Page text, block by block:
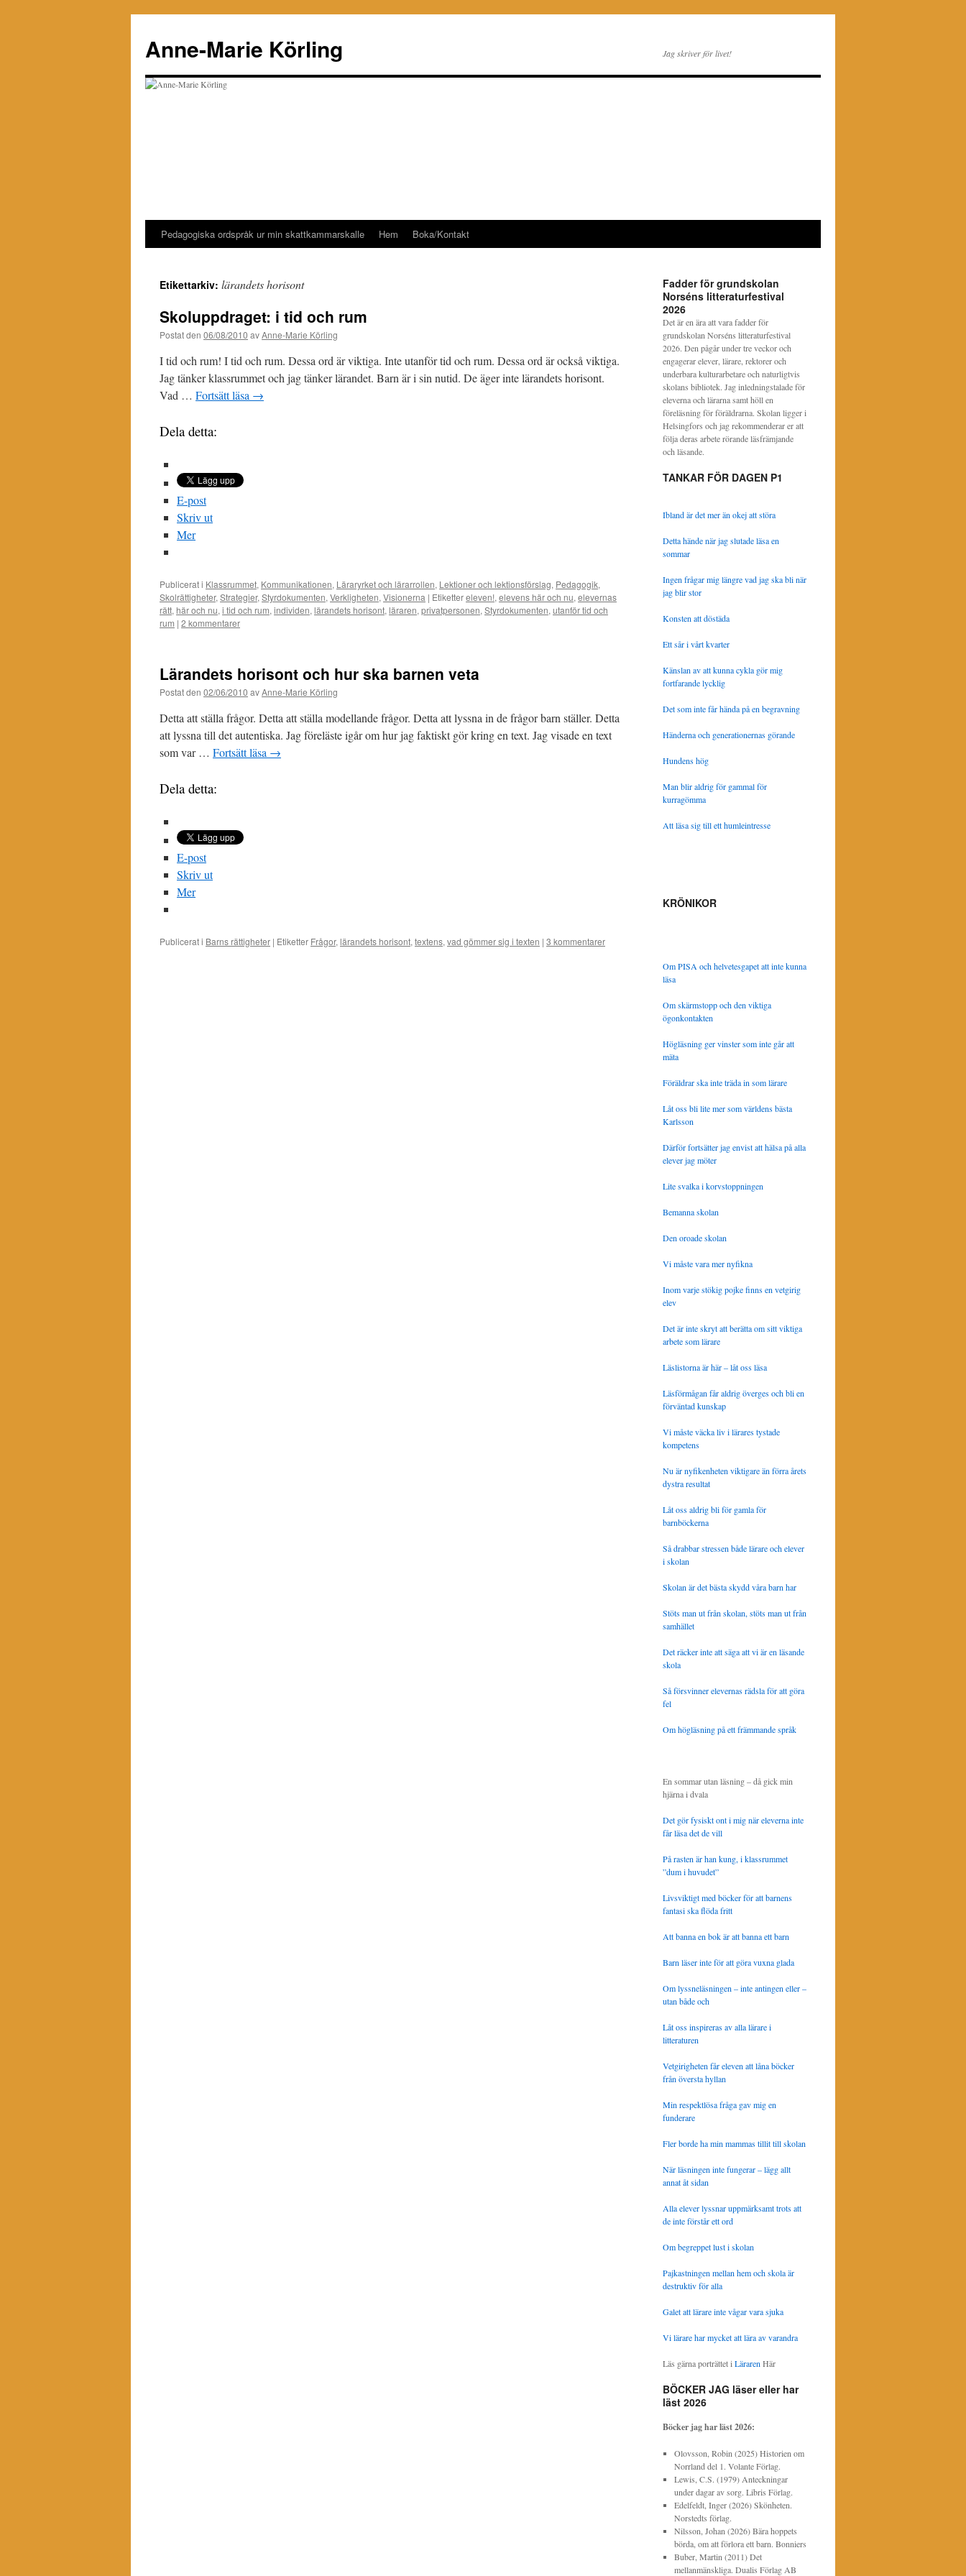
innehåll
Anne-Marie Körling Jag skriver för livet!
Pedagogiska ordspråk ur min skattkammarskalle Hem Boka/Kontakt
Etikettarkiv: lärandets horisont
Skoluppdraget: i tid och rum
Postat den 06/08/2010 avAnne-Marie Körling
I tid och rum! I tid och rum. Dessa ord är viktiga. Inte utanför tid och rum. Dessa ord är också viktiga.
Jag tänker klassrummet och jag tänker lärandet. Barn är i sin nutid. De äger inte lärandets horisont.
Vad … Fortsätt läsa →
Dela detta:
E-post
Skriv ut
Mer
Publicerat i Klassrummet, Kommunikationen, Läraryrket och lärarrollen, Lektioner och lektionsförslag, Pedagogik,
Skolrättigheter, Strategier, Styrdokumenten, Verkligheten, Visionerna | Etikettereleven!, elevens här och nu, elevernas
rätt, här och nu, i tid och rum, individen, lärandets horisont, läraren, privatpersonen, Styrdokumenten, utanför tid och
rum | 2 kommentarer
Lärandets horisont och hur ska barnen veta
Postat den 02/06/2010 avAnne-Marie Körling
Detta att ställa frågor. Detta att ställa modellande frågor. Detta att lyssna in de frågor barn ställer. Detta
att lyssna till det autentiska. Jag föreläste igår om hur jag faktiskt gör kring en text. Jag visade en text
som var … Fortsätt läsa →
Dela detta:
E-post
Skriv ut
Mer
Publicerat i Barns rättigheter | Etiketter Frågor, lärandets horisont, textens, vad gömmer sig i texten | 3 kommentarer
Fadder för grundskolan
Norséns litteraturfestival
2026
Det är en ära att vara fadder för
grundskolan Norséns litteraturfestival
2026. Den pågår under tre veckor och
engagerar elever, lärare, rektorer och
underbara kulturarbetare och naturligtvis
skolans bibliotek. Jag inledningstalade för
eleverna och lärarna samt höll en
föreläsning för föräldrarna. Skolan ligger i
Helsingfors och jag rekommenderar er att
följa deras arbete rörande läsfrämjande
och läsande.
TANKAR FÖR DAGEN P1
Ibland är det mer än okej att störa
Detta hände när jag slutade läsa en
sommar
Ingen frågar mig längre vad jag ska bli när
jag blir stor
Konsten att döstäda
Ett sår i vårt kvarter
Känslan av att kunna cykla gör mig
fortfarande lycklig
Det som inte får hända på en begravning
Händerna och generationernas görande
Hundens hög
Man blir aldrig för gammal för
kurragömma
Att läsa sig till ett humleintresse
KRÖNIKOR
Om PISA och helvetesgapet att inte kunna
läsa
Om skärmstopp och den viktiga
ögonkontakten
Högläsning ger vinster som inte går att
mäta
Föräldrar ska inte träda in som lärare
Låt oss bli lite mer som världens bästa
Karlsson
Därför fortsätter jag envist att hälsa på alla
elever jag möter
Lite svalka i korvstoppningen
Bemanna skolan
Den oroade skolan
Vi måste vara mer nyfikna
Inom varje stökig pojke finns en vetgirig
elev
Det är inte skryt att berätta om sitt viktiga
arbete som lärare
Läslistorna är här – låt oss läsa
Läsförmågan får aldrig överges och bli en
förväntad kunskap
Vi måste väcka liv i lärares tystade
kompetens
Nu är nyfikenheten viktigare än förra årets
dystra resultat
Låt oss aldrig bli för gamla för
barnböckerna
Så drabbar stressen både lärare och elever
i skolan
Skolan är det bästa skydd våra barn har
Stöts man ut från skolan, stöts man ut från
samhället
Det räcker inte att säga att vi är en läsande
skola
Så försvinner elevernas rädsla för att göra
fel
Om högläsning på ett främmande språk
En sommar utan läsning – då gick min
hjärna i dvala
Det gör fysiskt ont i mig när eleverna inte
får läsa det de vill
På rasten är han kung, i klassrummet
”dum i huvudet”
Livsviktigt med böcker för att barnens
fantasi ska flöda fritt
Att banna en bok är att banna ett barn
Barn läser inte för att göra vuxna glada
Om lyssneläsningen – inte antingen eller –
utan både och
Låt oss inspireras av alla lärare i
litteraturen
Vetgirigheten får eleven att låna böcker
från översta hyllan
Min respektlösa fråga gav mig en
funderare
Fler borde ha min mammas tillit till skolan
När läsningen inte fungerar – lägg allt
annat åt sidan
Alla elever lyssnar uppmärksamt trots att
de inte förstår ett ord
Om begreppet lust i skolan
Pajkastningen mellan hem och skola är
destruktiv för alla
Galet att lärare inte vågar vara sjuka
Vi lärare har mycket att lära av varandra
Läs gärna porträttet i Läraren Här
BÖCKER JAG läser eller har
läst 2026
Böcker jag har läst2026:
Olovsson, Robin (2025) Historien om
Norrland del 1. Volante Förlag.
Lewis, C.S. (1979) Anteckningar
under dagar av sorg. Libris Förlag.
Edelfeldt, Inger (2026) Skönheten.
Norstedts förlag.
Nilsson, Johan (2026) Bära hoppets
börda, om att förlora ett barn. Bonniers
Buber, Martin (2011) Det
mellanmänskliga. Dualis Förlag AB